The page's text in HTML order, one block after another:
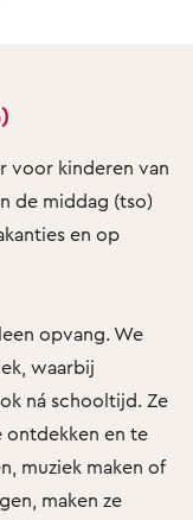
voor kinderen van
de middag (tso)
en op
opvang. We
waarbij
ná schooltijd. Ze
ontdekken en te
muziek maken of
maken ze